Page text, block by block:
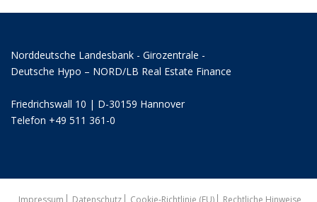
Norddeutsche Landesbank - Girozentrale -
Deutsche Hypo – NORD/LB Real Estate Finance
Friedrichswall 10 | D-30159 Hannover
Telefon +49 511 361-0
Impressum Datenschutz Cookie-Richtlinie (EU) Rechtliche Hinweise